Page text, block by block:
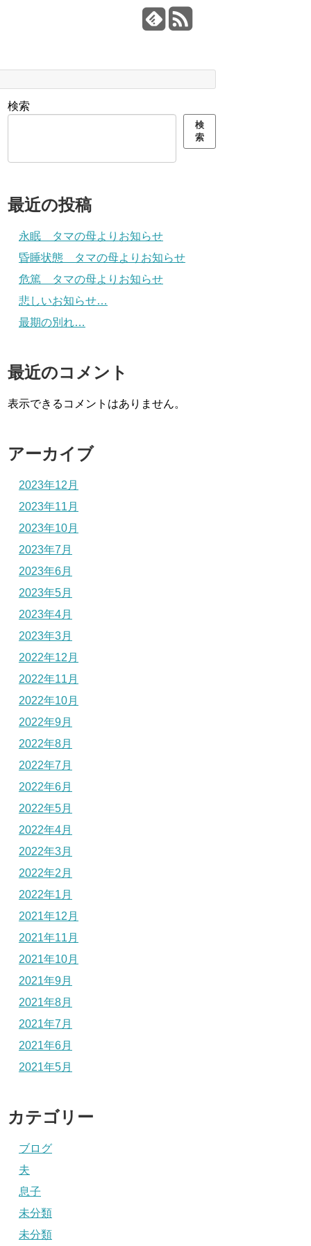
検索
検
索
最近の投稿
永眠 タマの母よりお知らせ
昏睡状態 タマの母よりお知らせ
危篤 タマの母よりお知らせ
悲しいお知らせ…
最期の別れ…
最近のコメント
表示できるコメントはありません。
アーカイブ
2023年12月
2023年11月
2023年10月
2023年7月
2023年6月
2023年5月
2023年4月
2023年3月
2022年12月
2022年11月
2022年10月
2022年9月
2022年8月
2022年7月
2022年6月
2022年5月
2022年4月
2022年3月
2022年2月
2022年1月
2021年12月
2021年11月
2021年10月
2021年9月
2021年8月
2021年7月
2021年6月
2021年5月
カテゴリー
ブログ
夫
息子
未分類
未分類